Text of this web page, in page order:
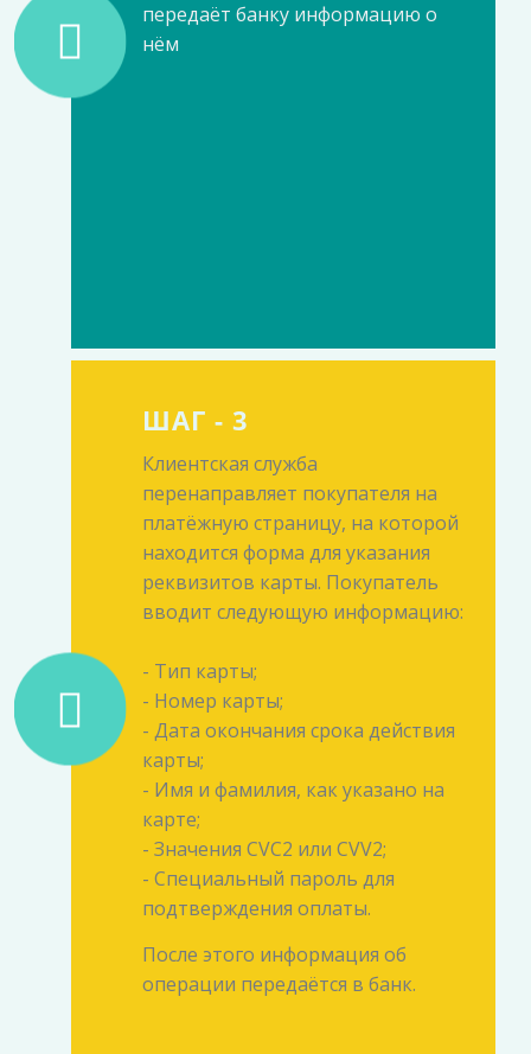
передаёт банку информацию о
нём
ШАГ - 3
Клиентская служба
перенаправляет покупателя на
платёжную страницу, на которой
находится форма для указания
реквизитов карты. Покупатель
вводит следующую информацию:
- Тип карты;
- Номер карты;
- Дата окончания срока действия
карты;
- Имя и фамилия, как указано на
карте;
- Значения CVC2 или CVV2;
- Специальный пароль для
подтверждения оплаты.
После этого информация об
операции передаётся в банк.